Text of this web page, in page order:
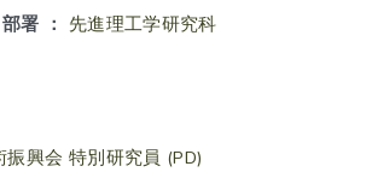
部署 ： 先進理工学研究科
振興会 特別研究員 (PD)